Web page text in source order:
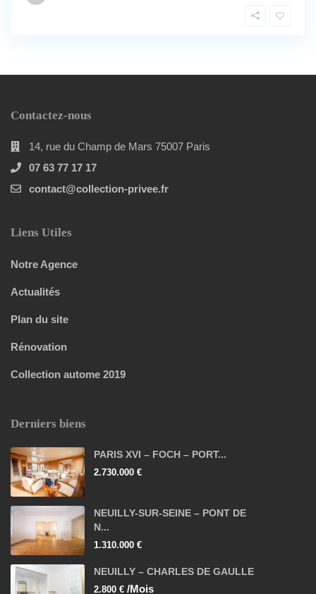
Contactez-nous
14, rue du Champ de Mars 75007 Paris
07 63 77 17 17
contact@collection-privee.fr
Liens Utiles
Notre Agence
Actualités
Plan du site
Rénovation
Collection autome 2019
Derniers biens
PARIS XVI – FOCH – PORT...
2.730.000 €
NEUILLY-SUR-SEINE – PONT DE
N...
1.310.000 €
NEUILLY – CHARLES DE GAULLE
2.800 € /Mois